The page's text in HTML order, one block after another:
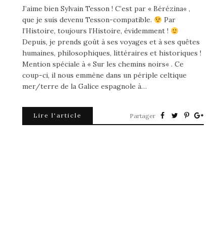
J’aime bien Sylvain Tesson ! C’est par « Bérézina« ,
que je suis devenu Tesson-compatible.
Par
l’Histoire, toujours l’Histoire, évidemment !
Depuis, je prends goût à ses voyages et à ses quêtes
humaines, philosophiques, littéraires et historiques !
Mention spéciale à « Sur les chemins noirs« . Ce
coup-ci, il nous emmène dans un périple celtique
mer/terre de la Galice espagnole à…
Lire l'article Partager